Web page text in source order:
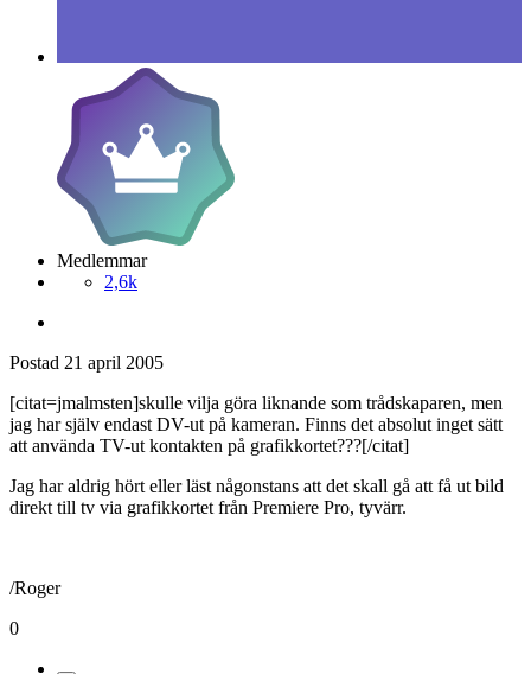
Medlemmar
2,6k
Postad 21 april 2005
[citat=jmalmsten]skulle vilja göra liknande som trådskaparen, men
jag har själv endast DV-ut på kameran. Finns det absolut inget sätt
att använda TV-ut kontakten på grafikkortet???[/citat]
Jag har aldrig hört eller läst någonstans att det skall gå att få ut bild
direkt till tv via grafikkortet från Premiere Pro, tyvärr.
/Roger
0